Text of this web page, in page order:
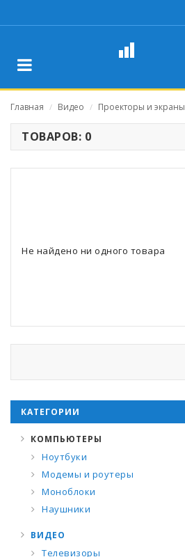
Главная / Видео / Проекторы и экраны
ТОВАРОВ: 0
Не найдено ни одного товара
КАТЕГОРИИ
КОМПЬЮТЕРЫ
Ноутбуки
Модемы и роутеры
Моноблоки
Наушники
ВИДЕО
Телевизоры